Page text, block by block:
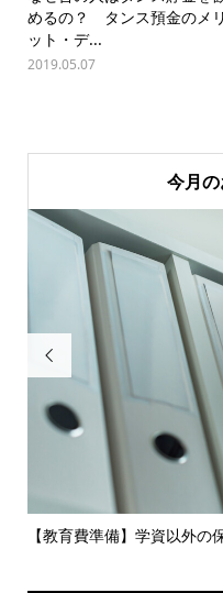
めるの？ タンス預金のメリ
ット・デ...
2019.05.07
今月

【教育費準備】学資以外